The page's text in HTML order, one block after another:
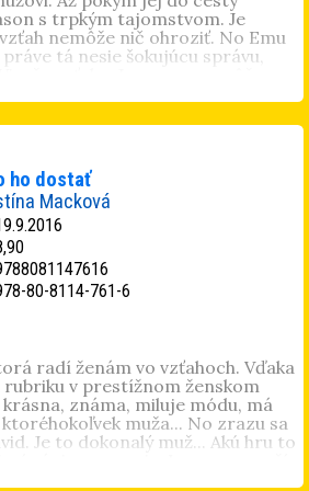
s trpkým tajomstvom. Je
nemôže nič ohroziť. No Emu
tá nesie šokujúcu správu,
na základnej škole. Písanie
si nevie predstaviť život. V
knihouNič krajšie už nepríde
odhalenie
zbierky poviedok
s názvom
ho dostať
Macková
80-8114-761-6
radí ženám vo vzťahoch. Vďaka
v prestížnom ženskom
známa, miluje módu, má
muža... No zrazu sa
Je to dokonalý muž... Akú hru to